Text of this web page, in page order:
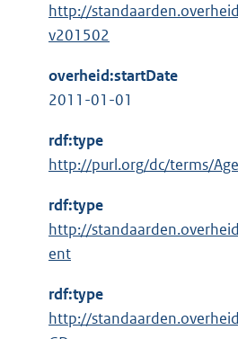
http://
v201502
overheid:startDate
2011-01-01
rdf:type
E
t
e
r
e
l
http://purl.org/dc/terms/
rdf:type
http://
ent
rdf:type
http://